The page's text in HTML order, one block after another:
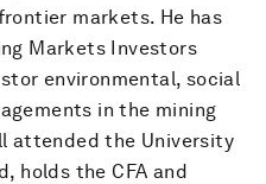
markets. He has
Markets Investors
environmental, social
in the mining
attended the University
holds the CFA and